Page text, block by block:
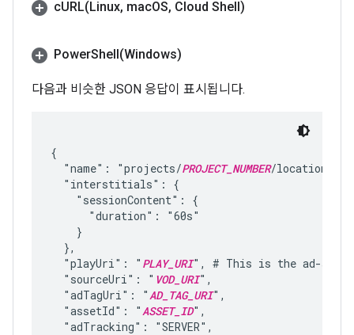
cURL(Linux, macOS, Cloud Shell)
PowerShell(Windows)
다음과 비슷한 JSON 응답이 표시됩니다.
{
  "name": "projects/
PROJECT_NUMBER/locations/
  "interstitials": {
    "sessionContent": {
      "duration": "60s"
    }
  },
  "playUri": "
PLAY_URI", # This is the ad-
  "sourceUri": "
VOD_URI",
  "adTagUri": "
AD_TAG_URI",
  "assetId": "
ASSET_ID",
  "adTracking": "SERVER",